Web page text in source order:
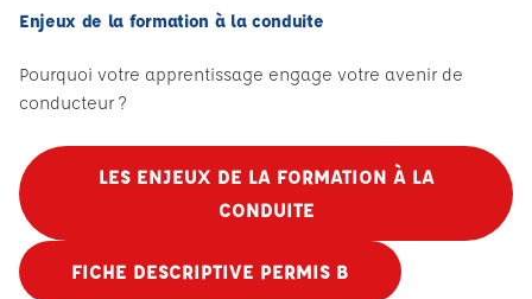
Enjeux de la formation à la conduite
Pourquoi votre apprentissage engage votre avenir de
conducteur ?
LES ENJEUX DE LA FORMATION À LA
CONDUITE
FICHE DESCRIPTIVE PERMIS B